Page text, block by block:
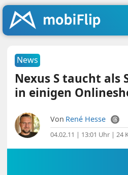
News
Nexus S taucht als
in einigen
Von René Hesse
04.02.11 | 13:01 Uhr |24